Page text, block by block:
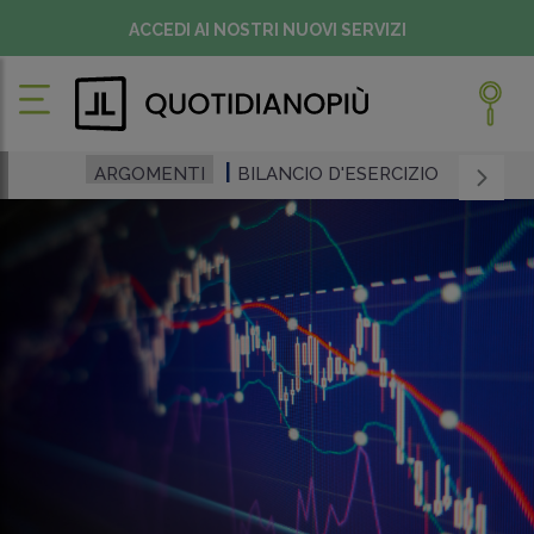
ACCEDI AI NOSTRI NUOVI SERVIZI
ARGOMENTI BILANCIO D'ESERCIZIO